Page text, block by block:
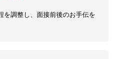
を調整し、面接前後のお手伝を